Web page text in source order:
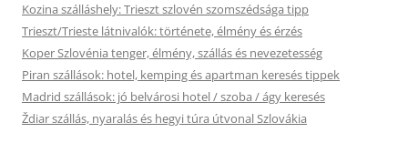
Kozina szálláshely: Trieszt szlovén szomszédsága tipp
Trieszt/Trieste látnivalók: története, élmény és érzés
Koper Szlovénia tenger, élmény, szállás és nevezetesség
Piran szállások: hotel, kemping és apartman keresés tippek
Madrid szállások: jó belvárosi hotel / szoba / ágy keresés
Ždiar szállás, nyaralás és hegyi túra útvonal Szlovákia